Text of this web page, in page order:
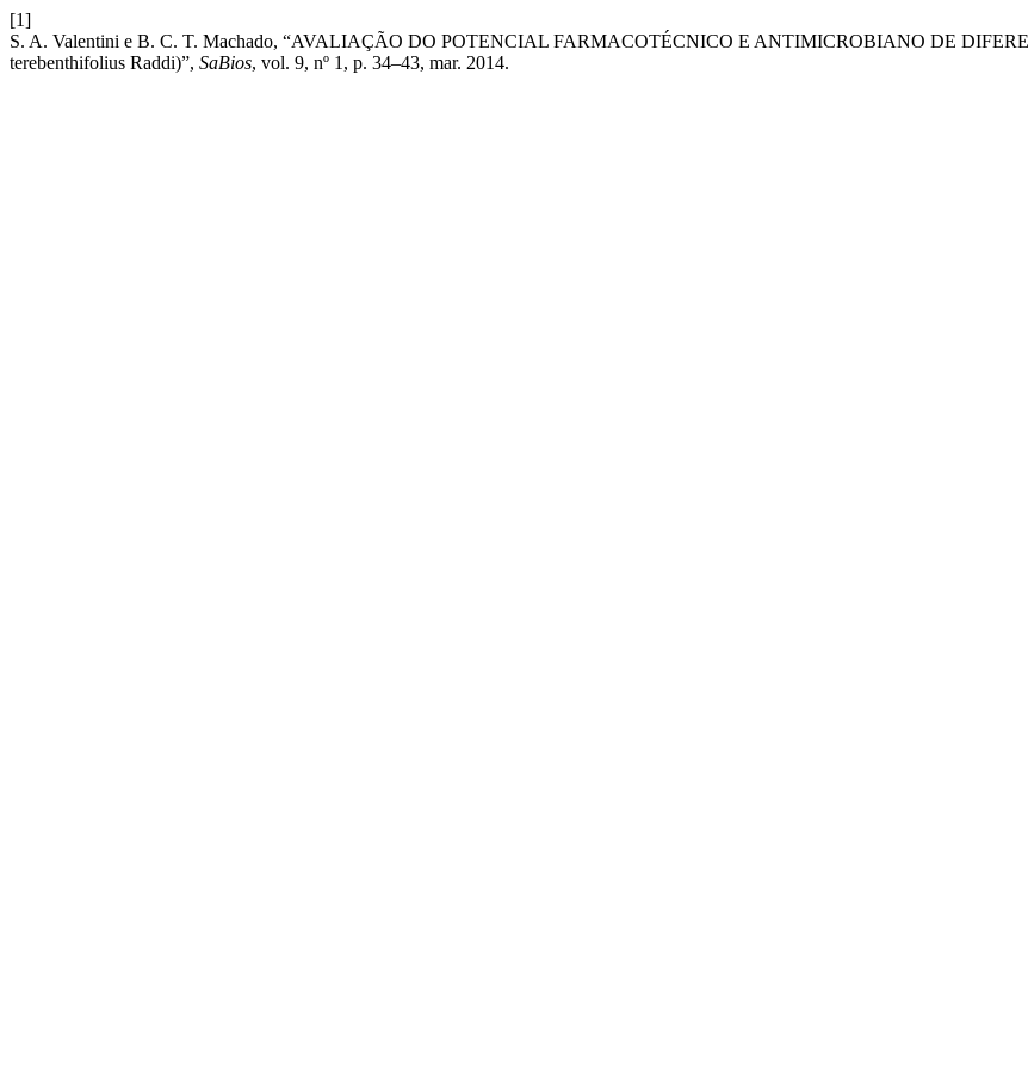
[1]
S. A. Valentini e B. C. T. Machado, “AVALIAÇÃO DO POTENCIAL FARMACOTÉCNICO E ANTIMICROBIANO DE
terebenthifolius Raddi)”, SaBios, vol. 9, nº 1, p. 34–43, mar. 2014.